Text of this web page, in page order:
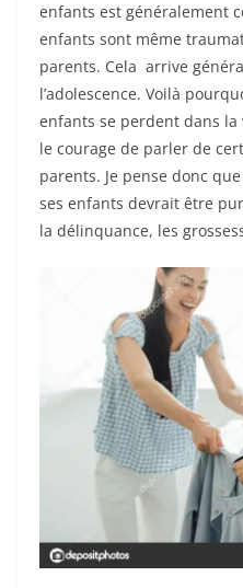
enfants est généralement
enfants sont même
parents. Cela arrive
l’adolescence. Voilà
enfants se perdent dans la
le courage de parler de
parents. Je pense donc
ses enfants devrait être
la délinquance, les